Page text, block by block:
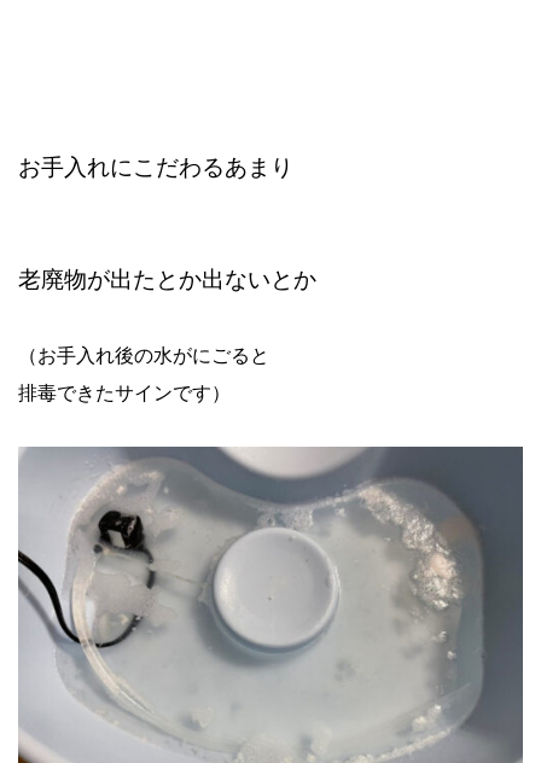
お手入れにこだわるあまり
老廃物が出たとか出ないとか
（お手入れ後の水がにごると
排毒できたサインです）